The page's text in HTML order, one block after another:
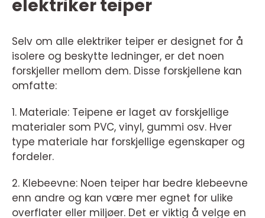
elektriker teiper
Selv om alle elektriker teiper er designet for å
isolere og beskytte ledninger, er det noen
forskjeller mellom dem. Disse forskjellene kan
omfatte:
1. Materiale: Teipene er laget av forskjellige
materialer som PVC, vinyl, gummi osv. Hver
type materiale har forskjellige egenskaper og
fordeler.
2. Klebeevne: Noen teiper har bedre klebeevne
enn andre og kan være mer egnet for ulike
overflater eller miljøer. Det er viktig å velge en